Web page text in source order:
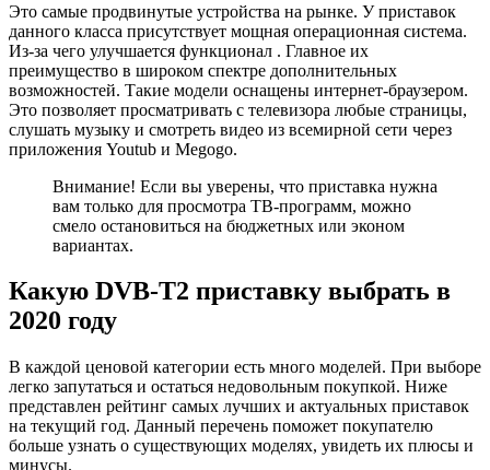
Это самые продвинутые устройства на рынке. У приставок
данного класса присутствует мощная операционная система.
Из-за чего улучшается функционал . Главное их
преимущество в широком спектре дополнительных
возможностей. Такие модели оснащены интернет-браузером.
Это позволяет просматривать с телевизора любые страницы,
слушать музыку и смотреть видео из всемирной сети через
приложения Youtub и Megogo.
Внимание! Если вы уверены, что приставка нужна
вам только для просмотра ТВ-программ, можно
смело остановиться на бюджетных или эконом
вариантах.
Какую DVB-T2 приставку выбрать в
2020 году
В каждой ценовой категории есть много моделей. При выборе
легко запутаться и остаться недовольным покупкой. Ниже
представлен рейтинг самых лучших и актуальных приставок
на текущий год. Данный перечень поможет покупателю
больше узнать о существующих моделях, увидеть их плюсы и
минусы.